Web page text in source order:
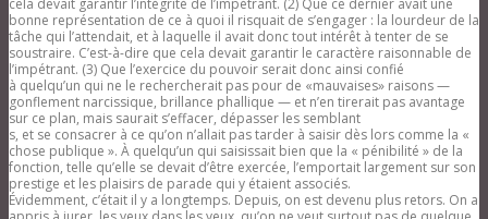
bonne représentation de ce à quoi il risquait de s’engager : la lourdeur de la
tâche qui l’attendait, et à laquelle il avait donc tout intérêt à tenter de se
soustraire. C’est-à-dire que cela devait garantir le caractère raisonnable de
l’impétrant. (3) Que l’exercice du pouvoir serait donc ainsi confié
à quelqu’un qui ne le rechercherait pas pour de «mauvaises» raisons —
gonflement narcissique, brillance phallique — et n’en tirerait pas avantage
sur ce plan, mais saurait s’effacer, dépasser les semblant
s, et se consacrer à ce qu’on n’allait pas tarder à saisir dès lors comme la «
chose publique ». À quelqu’un qui saisissait bien que la « pénibilité » de la
fonction, telle qu’elle se devait d’être exercée, l’emportait largement sur son
prestige et les plaisirs de parade qui y étaient associés.
Évidemment, c’était il y a longtemps. Depuis, on est devenu plus retors. On a